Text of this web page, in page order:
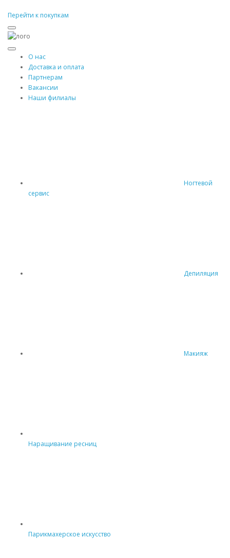
Перейти к покупкам
О нас
Доставка и оплата
Партнерам
Вакансии
Наши филиалы
Ногтевой
сервис
Депиляция
Макияж
Наращивание ресниц
Парикмахерское искусство